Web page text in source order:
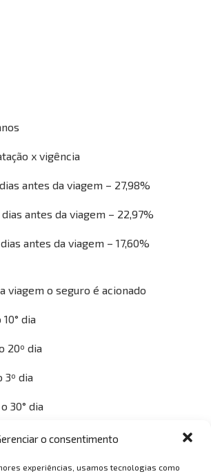
o consentimento
experiências, usamos tecnologias como
x vigência
antes da viagem – 27,98%
antes da viagem – 22,97%
antes da viagem – 17,60%
viagem o seguro é acionado
dia
20º dia
3º dia
30° dia
após o início da vigência